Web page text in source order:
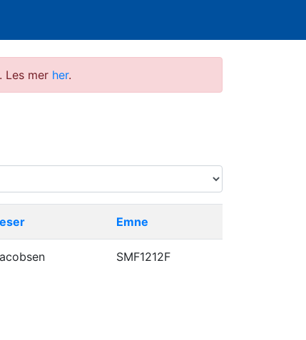
Les mer her.
Emne
SMF1212F